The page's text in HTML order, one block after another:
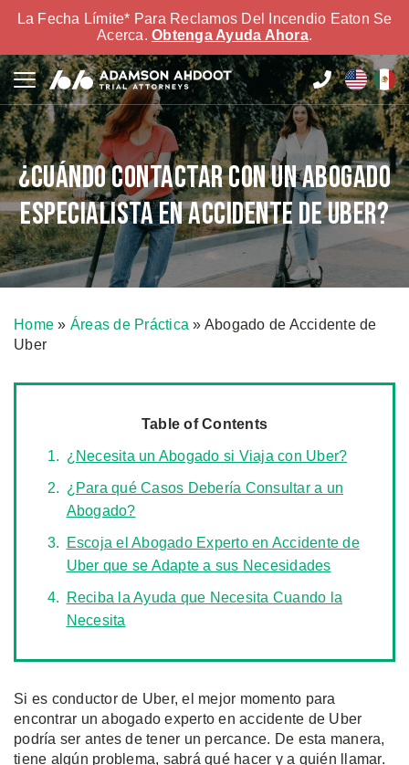
La Fecha Límite* Para Reclamos Del Incendio Eaton Se
Acerca. Obtenga Ayuda Ahora.
¿Cuándo Contactar con un Abogado
Especialista en Accidente de Uber?
Home » Áreas de Práctica » Abogado de Accidente de
Uber
Table of Contents
¿Necesita un Abogado si Viaja con Uber?
¿Para qué Casos Debería Consultar a un
Abogado?
Escoja el Abogado Experto en Accidente de
Uber que se Adapte a sus Necesidades
Reciba la Ayuda que Necesita Cuando la
Necesita
Si es conductor de Uber, el mejor momento para
encontrar un abogado experto en accidente de Uber
podría ser antes de tener un percance. De esta manera,
tiene algún problema, sabrá qué hacer y a quién llamar.